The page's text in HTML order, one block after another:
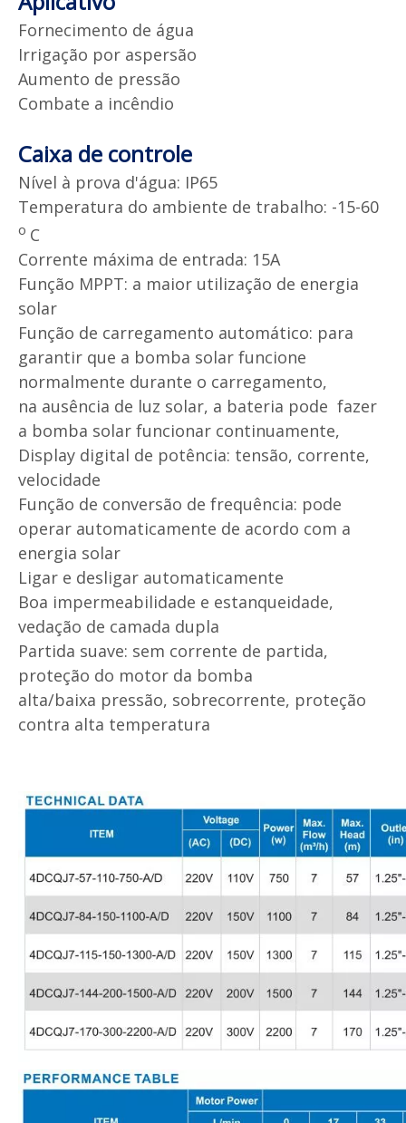
Fornecimento de água
Irrigação por aspersão
Aumento de pressão
Combate a incêndio
Caixa de controle
Nível à prova d'água: IP65
Temperatura do ambiente de trabalho: -15-60
o C
Corrente máxima de entrada: 15A
Função MPPT: a maior utilização de energia
solar
Função de carregamento automático: para
garantir que a bomba solar funcione
normalmente durante o carregamento,
na ausência de luz solar, a bateria pode fazer
a bomba solar funcionar continuamente,
Display digital de potência: tensão, corrente,
velocidade
Função de conversão de frequência: pode
operar automaticamente de acordo com a
energia solar
Ligar e desligar automaticamente
Boa impermeabilidade e estanqueidade,
vedação de camada dupla
Partida suave: sem corrente de partida,
proteção do motor da bomba
alta/baixa pressão, sobrecorrente, proteção
contra alta temperatura